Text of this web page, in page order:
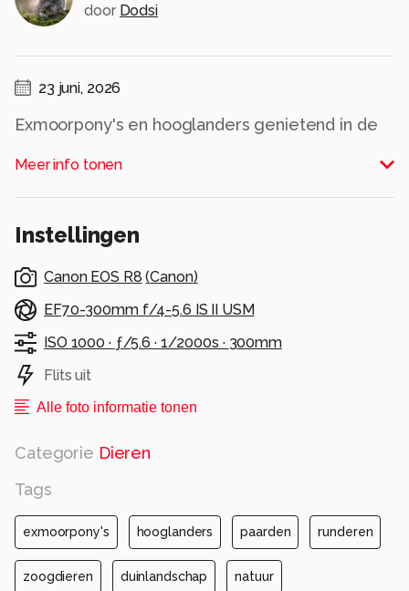
door Dodsi
23 juni, 2026
Exmoorpony's en hooglanders genietend in de
Dank voor de fijne reacties bij mijn vorige
Alle rechten voorbehouden
Meer info tonen
Instellingen
Canon EOS R8 (Canon)
EF70-300mm f/4-5.6 IS II USM
ISO 1000 · ƒ/5.6 · 1/2000s · 300mm
Flits uit
Alle foto informatie tonen
Categorie Dieren
Tags
exmoorpony's hooglanders paarden runderen
zoogdieren duinlandschap natuur